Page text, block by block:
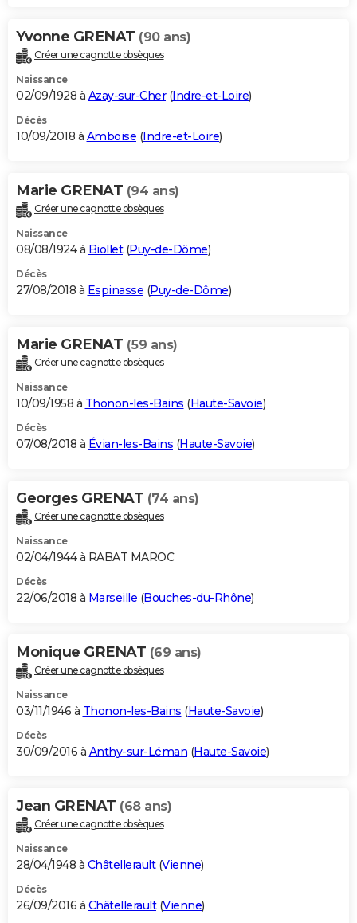
Yvonne GRENAT (90 ans)
Créer une cagnotte obsèques
Naissance
02/09/1928 à Azay-sur-Cher(Indre-et-Loire)
Décès
10/09/2018 à Amboise (Indre-et-Loire)
Marie GRENAT (94 ans)
Créer une cagnotte obsèques
Naissance
08/08/1924 à Biollet(Puy-de-Dôme)
Décès
27/08/2018 à Espinasse (Puy-de-Dôme)
Marie GRENAT (59 ans)
Créer une cagnotte obsèques
Naissance
10/09/1958 à Thonon-les-Bains (Haute-Savoie)
Décès
07/08/2018 à Évian-les-Bains (Haute-Savoie)
Georges GRENAT (74 ans)
Créer une cagnotte obsèques
Naissance
02/04/1944 à RABAT MAROC
Décès
22/06/2018 à Marseille (Bouches-du-Rhône)
Monique GRENAT (69 ans)
Créer une cagnotte obsèques
Naissance
03/11/1946 à Thonon-les-Bains (Haute-Savoie)
Décès
30/09/2016 à Anthy-sur-Léman (Haute-Savoie)
Jean GRENAT (68 ans)
Créer une cagnotte obsèques
Naissance
28/04/1948 à Châtellerault(Vienne)
Décès
26/09/2016 à Châtellerault(Vienne)